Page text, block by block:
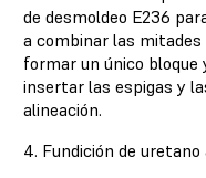
de desmoldeo E236
a combinar las mitades
formar un único bloque
insertar las espigas y
alineación.
4. Fundición de uretano